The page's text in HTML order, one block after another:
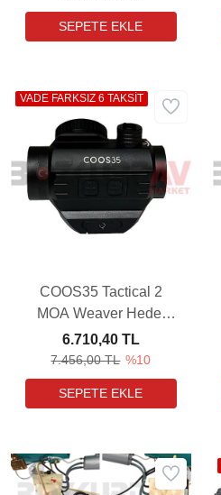
Hediyeli)
COOS35 Tactical 2
MOA Weaver Hedef
Noktalayıcı Red-Dot
Sight (12 Kalibre için
%100 garantili)
7.456,00 TL %10
6.710,40 TL
VADE FARKSIZ 6 TAKSİT